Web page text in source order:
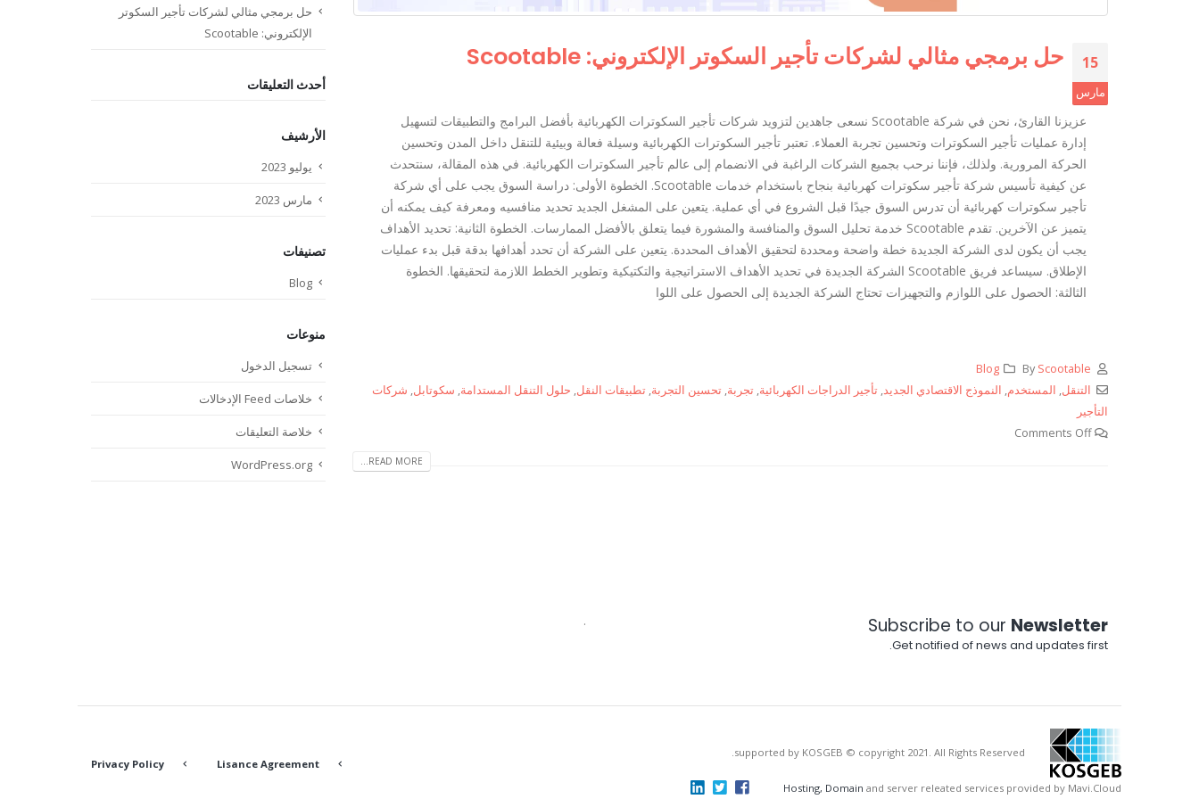
15
مارس
حل برمجي مثالي لشركات تأجير السكوتر الإلكتروني: Scootable
عزيزنا القارئ، نحن في شركة Scootable نسعى جاهدين لتزويد شركات تأجير السكوترات الكهربائية بأفضل البرامج والتطبيقات لتسهيل
إدارة عمليات تأجير السكوترات وتحسين تجربة العملاء. تعتبر تأجير السكوترات الكهربائية وسيلة فعالة وبيئية للتنقل داخل المدن وتحسين
الحركة المرورية. ولذلك، فإننا نرحب بجميع الشركات الراغبة في الانضمام إلى عالم تأجير السكوترات الكهربائية. في هذه المقالة، سنتحدث
عن كيفية تأسيس شركة تأجير سكوترات كهربائية بنجاح باستخدام خدمات Scootable. الخطوة الأولى: دراسة السوق يجب على أي شركة
تأجير سكوترات كهربائية أن تدرس السوق جيدًا قبل الشروع في أي عملية. يتعين على المشغل الجديد تحديد منافسيه ومعرفة كيف يمكنه أن
يتميز عن الآخرين. تقدم Scootable خدمة تحليل السوق والمنافسة والمشورة فيما يتعلق بالأفضل الممارسات. الخطوة الثانية: تحديد الأهداف
يجب أن يكون لدى الشركة الجديدة خطة واضحة ومحددة لتحقيق الأهداف المحددة. يتعين على الشركة أن تحدد أهدافها بدقة قبل بدء عمليات
الإطلاق. سيساعد فريق Scootable الشركة الجديدة في تحديد الأهداف الاستراتيجية والتكتيكية وتطوير الخطط اللازمة لتحقيقها. الخطوة
الثالثة: الحصول على اللوازم والتجهيزات تحتاج الشركة الجديدة إلى الحصول على اللوا
By Scootable
Blog
التنقل, المستخدم, النموذج الاقتصادي الجديد, تأجير الدراجات الكهربائية, تجربة, تحسين التجربة, تطبيقات النقل, حلول التنقل المستدامة, سكوتابل, شركات
التأجير
Comments Off
READ MORE...
حل برمجي مثالي لشركات تأجير السكوتر
الإلكتروني: Scootable
أحدث التعليقات
الأرشيف
يوليو 2023
مارس 2023
تصنيفات
Blog
منوعات
تسجيل الدخول
خلاصات Feed الإدخالات
خلاصة التعليقات
WordPress.org
Subscribe to our Newsletter
Get notified of news and updates first.
.
supported by KOSGEB © copyright 2021. All Rights Reserved.
Hosting, Domain and server releated services provided by Mavi.Cloud
Lisance Agreement
Privacy Policy